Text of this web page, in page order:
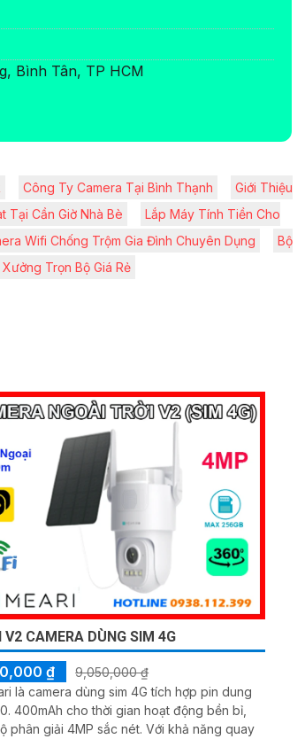
Bình Tân, TP HCM
Công Ty Camera Tại Bình Thạnh
Giới Thiệu
Tại Cần Giờ Nhà Bè
Lắp Máy Tính Tiền Cho
Wifi Chống Trộm Gia Đình Chuyên Dụng
Bộ
Trọn Bộ Giá Rẻ
V2 CAMERA DÙNG SIM 4G
₫
9,050,000 ₫
là camera dùng sim 4G tích hợp pin dung
400mAh cho thời gian hoạt động bền bỉ,
giải 4MP sắc nét. Với khả năng quay